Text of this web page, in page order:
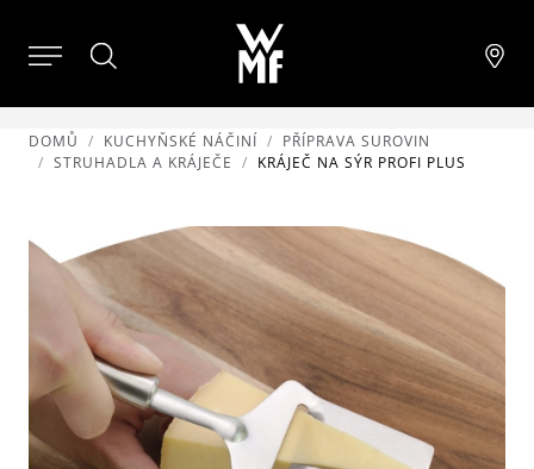
DOMŮ KUCHYŇSKÉ NÁČINÍ
PŘÍPRAVA SUROVIN
STRUHADLA A KRÁJEČE
KRÁJEČ NA SÝR PROFI PLUS